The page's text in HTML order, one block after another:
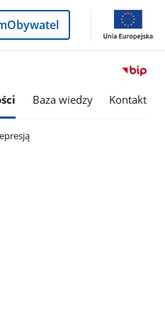
Baza wiedzy Kontakt